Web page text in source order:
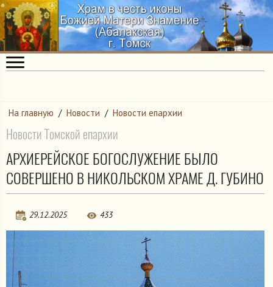
На главную / Новости / Новости епархии
Новости Томской епархии
АРХИЕРЕЙСКОЕ БОГОСЛУЖЕНИЕ БЫЛО
СОВЕРШЕНО В НИКОЛЬСКОМ ХРАМЕ Д. ГУБИНО
29.12.2025 433